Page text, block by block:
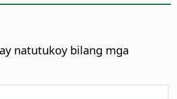
natutukoy bilang mga